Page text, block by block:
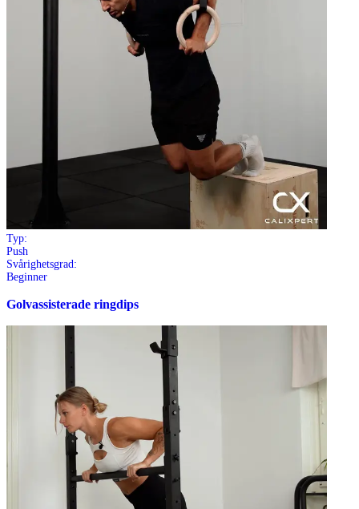
Typ:
Push
Svårighetsgrad:
Beginner
Golvassisterade ringdips